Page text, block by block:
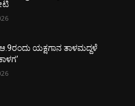
ಯಕ್ಷಗಾನ ತಾಳಮದ್ದಳೆ